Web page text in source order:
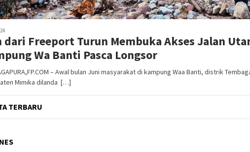
dari Freeport Turun Membuka Akses Jalan
Wa Banti Pasca Longsor
– Awal bulan Juni masyarakat di kampung Waa Banti, distrik
Mimika dilanda […]
TERBARU